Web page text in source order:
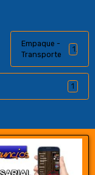
Empaque -
Transporte
1
1